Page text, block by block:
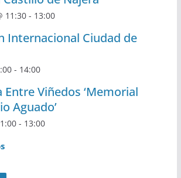
11:30- 13:00
Internacional Ciudad de
- 14:00
Entre Viñedos ‘Memorial
Aguado’
- 13:00